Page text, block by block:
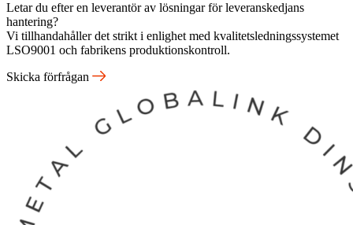
Letar du efter en leverantör av lösningar för leveranskedjans
hantering?
Vi tillhandahåller det strikt i enlighet med kvalitetsledningssystemet
LSO9001 och fabrikens produktionskontroll.
Skicka förfrågan